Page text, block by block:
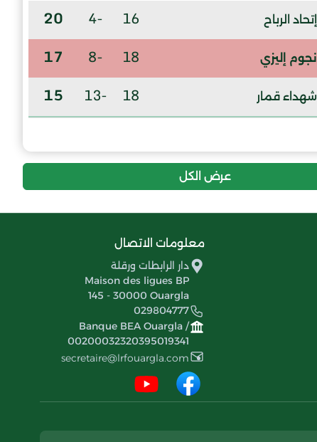
إتحاد الرباح 16
-4
20
نجوم إليزي 18
-8
17
شهداء قمار 18
-13
15
التضامن السوفيعرض الكل
معلومات الاتصال
دار الرابطات ورقلة
Maison des ligues BP
145 - 30000 Ouargla
029804777
Banque BEA Ouargla /
00200032320395019341
secretaire@lrfouargla.com